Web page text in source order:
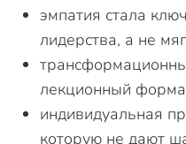
эмпатия стала
лидерства, а не
лекционный
индивидуальная
которую не дают